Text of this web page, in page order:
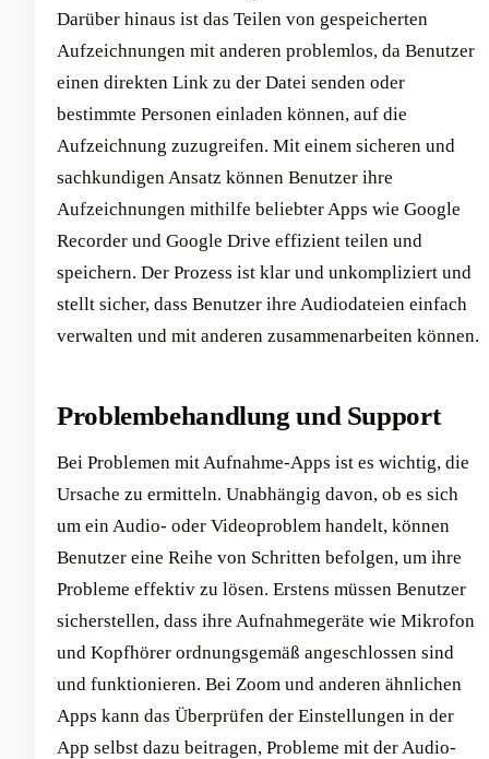
Darüber hinaus ist das Teilen von gespeicherten
Aufzeichnungen mit anderen problemlos, da Benutzer
einen direkten Link zu der Datei senden oder
bestimmte Personen einladen können, auf die
Aufzeichnung zuzugreifen. Mit einem sicheren und
sachkundigen Ansatz können Benutzer ihre
Aufzeichnungen mithilfe beliebter Apps wie Google
Recorder und Google Drive effizient teilen und
speichern. Der Prozess ist klar und unkompliziert und
stellt sicher, dass Benutzer ihre Audiodateien einfach
verwalten und mit anderen zusammenarbeiten können. ‍
Problembehandlung und Support
Bei Problemen mit Aufnahme-Apps ist es wichtig, die
Ursache zu ermitteln. Unabhängig davon, ob es sich
um ein Audio- oder Videoproblem handelt, können
Benutzer eine Reihe von Schritten befolgen, um ihre
Probleme effektiv zu lösen. Erstens müssen Benutzer
sicherstellen, dass ihre Aufnahmegeräte wie Mikrofon
und Kopfhörer ordnungsgemäß angeschlossen sind
und funktionieren. Bei Zoom und anderen ähnlichen
Apps kann das Überprüfen der Einstellungen in der
App selbst dazu beitragen, Probleme mit der Audio-